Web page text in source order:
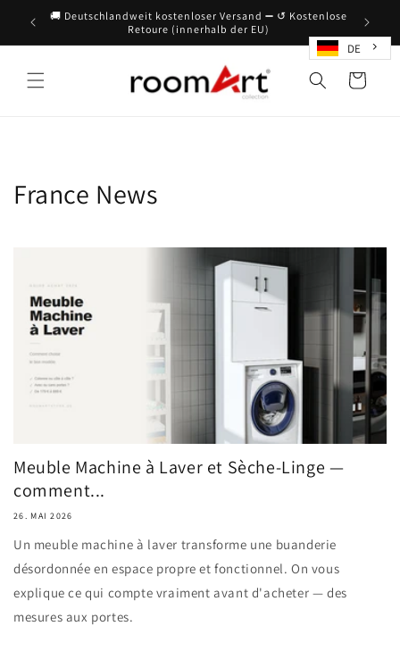
zum🚚 Deutschlandweit kostenloser Versand ➖ ↺ Kostenlose
Retoure (innerhalb der EU)
DE
Warenkorb
France News
Meuble Machine à Laver et Sèche-Linge —
comment...
26. MAI 2026
Un meuble machine à laver transforme une buanderie
désordonnée en espace propre et fonctionnel. On vous
explique ce qui compte vraiment avant d'acheter — des
mesures aux portes.